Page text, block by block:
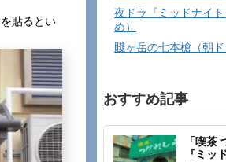
貼るとい
夜ドラ『ミッドナイ
め）
賤ヶ岳の七本槍（朝ド
おすすめ記事
「喫茶
『ミッ